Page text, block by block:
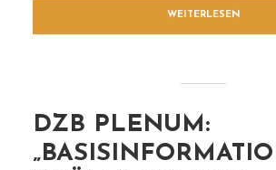
WEITERLESEN
DZB PLENUM: